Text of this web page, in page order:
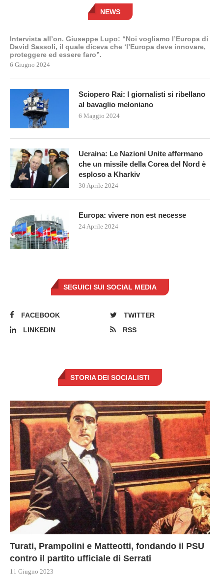
NEWS
Intervista all’on. Giuseppe Lupo: “Noi vogliamo l’Europa di
David Sassoli, il quale diceva che ‘l’Europa deve innovare,
proteggere ed essere faro”.
6 Giugno 2024
Sciopero Rai: I giornalisti si ribellano
al bavaglio meloniano
6 Maggio 2024
Ucraina: Le Nazioni Unite affermano
che un missile della Corea del Nord è
esploso a Kharkiv
30 Aprile 2024
Europa: vivere non est necesse
24 Aprile 2024
SEGUICI SUI SOCIAL MEDIA
FACEBOOK
TWITTER
LINKEDIN
RSS
STORIA DEI SOCIALISTI
Turati, Prampolini e Matteotti, fondando il PSU
contro il partito ufficiale di Serrati
11 Giugno 2023